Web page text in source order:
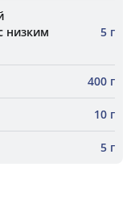
низким
5 г
400 г
10 г
5 г